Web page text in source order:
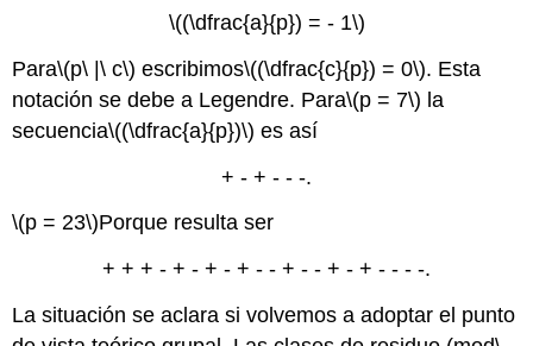
\((\dfrac{a}{p}) = - 1\)
Para\(p\ |\ c\) escribimos\((\dfrac{c}{p}) = 0\). Esta
notación se debe a Legendre. Para\(p = 7\) la
secuencia\((\dfrac{a}{p})\) es así
+ - + - - -.
\(p = 23\)Porque resulta ser
+ + + - + - + - + - - + - - + - + - - - -.
La situación se aclara si volvemos a adoptar el punto